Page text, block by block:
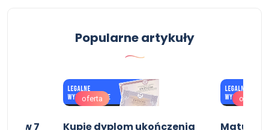
Popularne artykuły
w 7
oferta
Kupię dyplom ukończenia
oferta
Matura z